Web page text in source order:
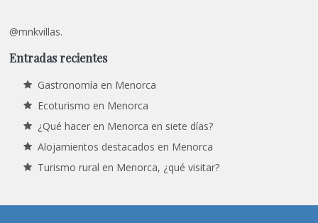
@mnkvillas.
Entradas recientes
Gastronomía en Menorca
Ecoturismo en Menorca
¿Qué hacer en Menorca en siete días?
Alojamientos destacados en Menorca
Turismo rural en Menorca, ¿qué visitar?